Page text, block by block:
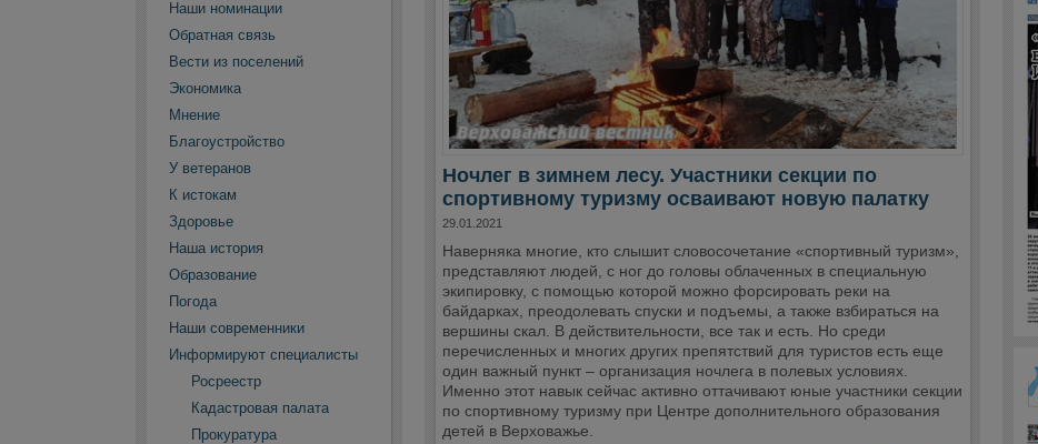
Наши номинации
Обратная связь
Вести из поселений
Экономика
Мнение
Благоустройство
У ветеранов
К истокам
Здоровье
Наша история
Образование
Погода
Наши современники
Информируют специалисты
Росреестр
Кадастровая палата
Прокуратура
Ночлег в зимнем лесу. Участники секции по
спортивному туризму осваивают новую палатку
29.01.2021
Наверняка многие, кто слышит словосочетание «спортивный туризм»,
представляют людей, с ног до головы облаченных в специальную
экипировку, с помощью которой можно форсировать реки на
байдарках, преодолевать спуски и подъемы, а также взбираться на
вершины скал. В действительности, все так и есть. Но среди
перечисленных и многих других препятствий для туристов есть еще
один важный пункт – организация ночлега в полевых условиях.
Именно этот навык сейчас активно оттачивают юные участники секции
по спортивному туризму при Центре дополнительного образования
детей в Верховажье.